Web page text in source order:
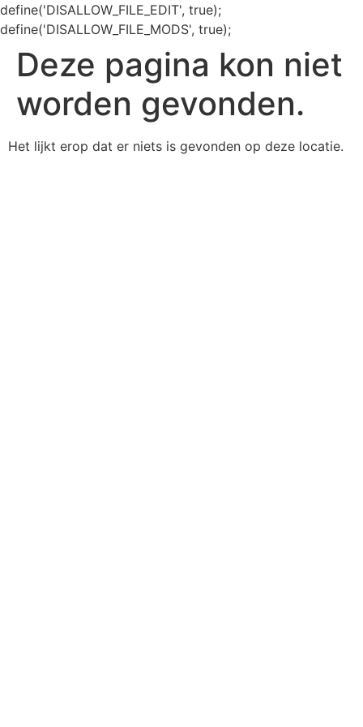
define('DISALLOW_FILE_EDIT', true);
define('DISALLOW_FILE_MODS', true);
Deze pagina kon niet
worden gevonden.
Het lijkt erop dat er niets is gevonden op deze locatie.